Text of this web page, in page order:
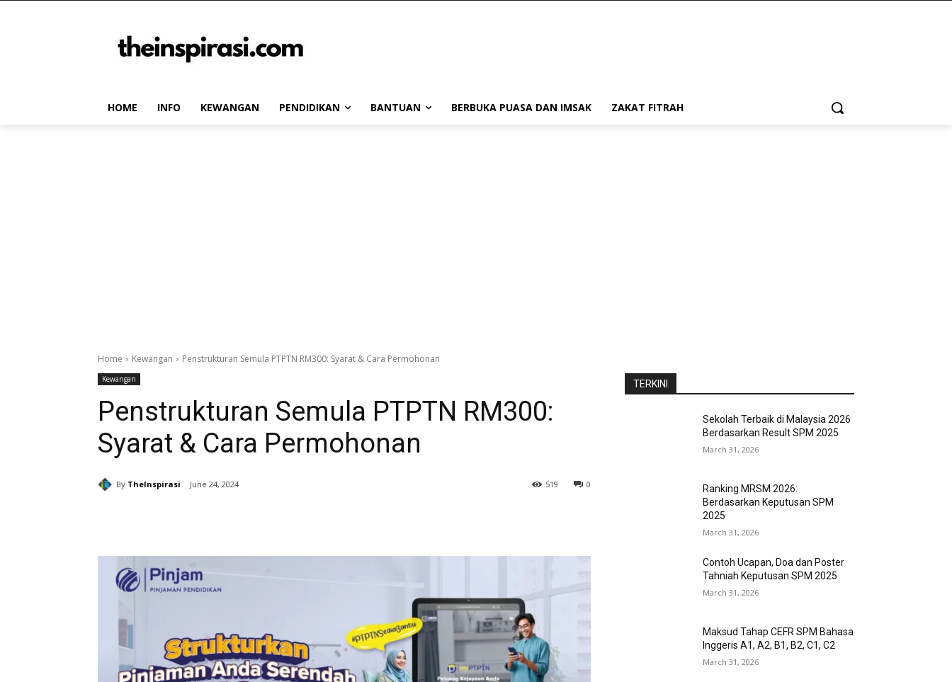
HOME INFO KEWANGAN PENDIDIKAN BANTUAN BERBUKA PUASA DAN IMSAK ZAKAT FITRAH
Home Kewangan Penstrukturan Semula PTPTN RM300: Syarat & Cara Permohonan
Kewangan
Penstrukturan Semula PTPTN RM300:
Syarat & Cara Permohonan
By TheInspirasi June 24, 2024 0
519
TERKINI
Sekolah Terbaik di Malaysia 2026
Berdasarkan Result SPM 2025
March 31, 2026
Ranking MRSM 2026:
Berdasarkan Keputusan SPM
2025
March 31, 2026
Contoh Ucapan, Doa dan Poster
Tahniah Keputusan SPM 2025
March 31, 2026
Maksud Tahap CEFR SPM Bahasa
Inggeris A1, A2, B1, B2, C1, C2
March 31, 2026